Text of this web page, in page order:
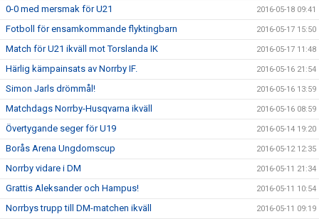
0-0 med mersmak för U21 2016-05-18 09:41
Fotboll för ensamkommande flyktingbarn 2016-05-17 15:50
Match för U21 ikväll mot Torslanda IK 2016-05-17 11:48
Härlig kämpainsats av Norrby IF. 2016-05-16 21:54
Simon Jarls drömmål! 2016-05-16 13:59
Matchdags Norrby-Husqvarna ikväll 2016-05-16 08:59
Övertygande seger för U19 2016-05-14 19:20
Borås Arena Ungdomscup 2016-05-12 12:35
Norrby vidare i DM 2016-05-11 21:34
Grattis Aleksander och Hampus! 2016-05-11 10:54
Norrbys trupp till DM-matchen ikväll 2016-05-11 09:19